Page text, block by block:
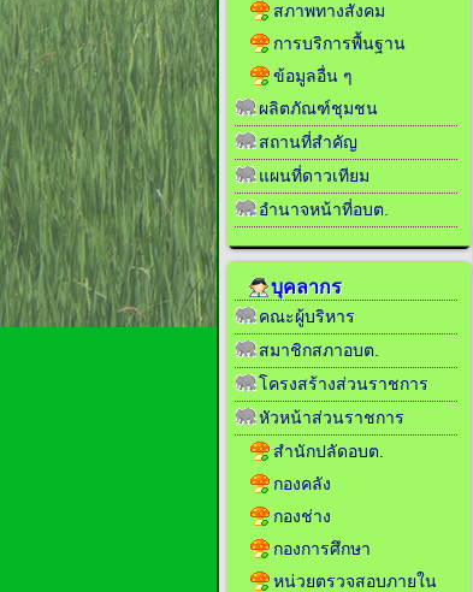
สภาพทางสังคม
การบริการพื้นฐาน
ข้อมูลอื่น ๆ
ผลิตภัณฑ์ชุมชน
สถานที่สำคัญ
แผนที่ดาวเทียม
อำนาจหน้าที่อบต.
บุคลากร
คณะผู้บริหาร
สมาชิกสภาอบต.
โครงสร้างส่วนราชการ
หัวหน้าส่วนราชการ
สำนักปลัดอบต.
กองคลัง
กองช่าง
กองการศึกษา
หน่วยตรวจสอบภายใน